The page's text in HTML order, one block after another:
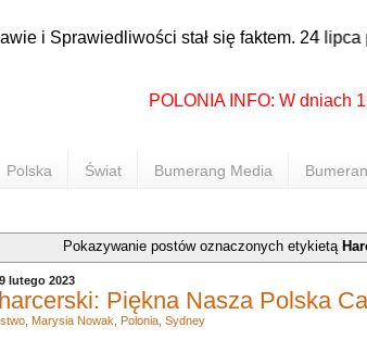
i Sprawiedliwości stał się faktem. 24 lipca
POLONIA INFO: W dniach
Polska Świat Bumerang Media
Pokazywanie postów oznaczonych etykietą
lutego 2023
Piękna Nasza Polska
, Marysia Nowak Polonia, Sydney